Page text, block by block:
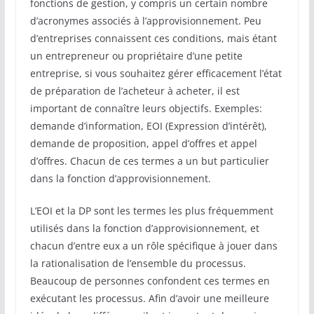
fonctions de gestion, y compris un certain nombre
d’acronymes associés à l’approvisionnement. Peu
d’entreprises connaissent ces conditions, mais étant
un entrepreneur ou propriétaire d’une petite
entreprise, si vous souhaitez gérer efficacement l’état
de préparation de l’acheteur à acheter, il est
important de connaître leurs objectifs. Exemples:
demande d’information, EOI (Expression d’intérêt),
demande de proposition, appel d’offres et appel
d’offres. Chacun de ces termes a un but particulier
dans la fonction d’approvisionnement.
L’EOI et la DP sont les termes les plus fréquemment
utilisés dans la fonction d’approvisionnement, et
chacun d’entre eux a un rôle spécifique à jouer dans
la rationalisation de l’ensemble du processus.
Beaucoup de personnes confondent ces termes en
exécutant les processus. Afin d’avoir une meilleure